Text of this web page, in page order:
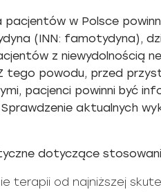
pacjentów w Polsce
(INN: famotydyna),
z niewydolnością
tego powodu, przed
pacjenci powinni być
aktualnych
dotyczące
terapii od najniższej